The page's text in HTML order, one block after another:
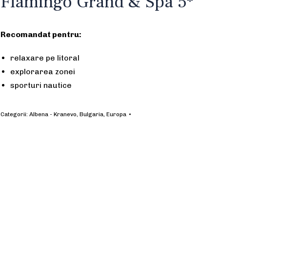
Recomandat pentru:
relaxare pe litoral
explorarea zonei
sporturi nautice
Categorii: Albena - Kranevo, Bulgaria, Europa